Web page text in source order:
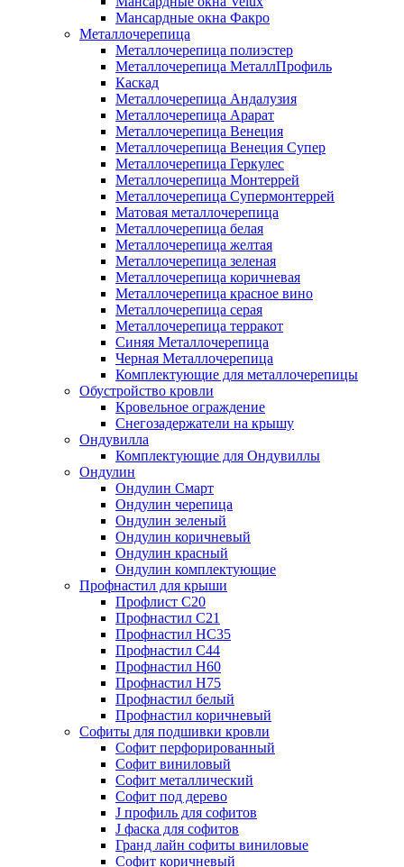
Мансардные окна Факро
Металлочерепица
Металлочерепица полиэстер
Металлочерепица МеталлПрофиль
Каскад
Металлочерепица Андалузия
Металлочерепица Арарат
Металлочерепица Венеция
Металлочерепица Венеция Супер
Металлочерепица Геркулес
Металлочерепица Монтеррей
Металлочерепица Супермонтеррей
Матовая металлочерепица
Металлочерепица белая
Металлочерепица желтая
Металлочерепица зеленая
Металлочерепица коричневая
Металлочерепица красное вино
Металлочерепица серая
Металлочерепица терракот
Синяя Металлочерепица
Черная Металлочерепица
Комплектующие для металлочерепицы
Обустройство кровли
Кровельное ограждение
Снегозадержатели на крышу
Ондувилла
Комплектующие для Ондувиллы
Ондулин
Ондулин Смарт
Ондулин черепица
Ондулин зеленый
Ондулин коричневый
Ондулин красный
Ондулин комплектующие
Профнастил для крыши
Профлист С20
Профнастил С21
Профнастил НС35
Профнастил С44
Профнастил Н60
Профнастил Н75
Профнастил белый
Профнастил коричневый
Софиты для подшивки кровли
Cофит перфорированный
Софит виниловый
Софит металлический
Софит под дерево
J профиль для софитов
J фаска для софитов
Гранд лайн софиты виниловые
Софит коричневый